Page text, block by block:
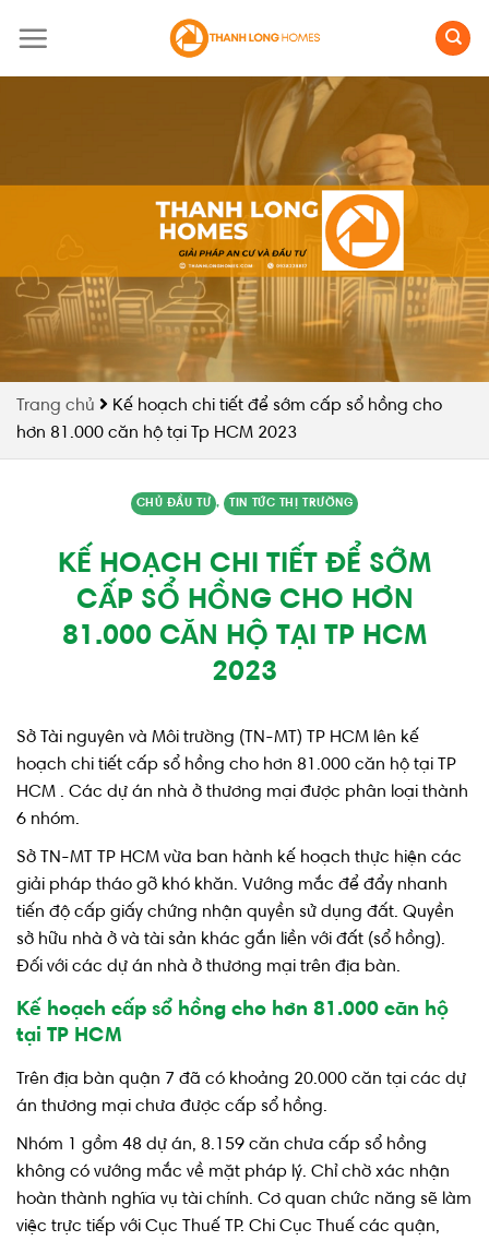
Trang chủ
Kế hoạch chi tiết để sớm cấp sổ hồng cho
hơn 81.000 căn hộ tại Tp HCM 2023
CHỦ ĐẦU TƯ , TIN TỨC THỊ TRƯỜNG
KẾ HOẠCH CHI TIẾT ĐỂ SỚM
CẤP SỔ HỒNG CHO HƠN
81.000 CĂN HỘ TẠI TP HCM
2023
Sở Tài nguyên và Môi trường (TN-MT) TP HCM lên kế
hoạch chi tiết cấp sổ hồng cho hơn 81.000 căn hộ tại TP
HCM . Các dự án nhà ở thương mại được phân loại thành
6 nhóm.
Sở TN-MT TP HCM vừa ban hành kế hoạch thực hiện các
giải pháp tháo gỡ khó khăn. Vướng mắc để đẩy nhanh
tiến độ cấp giấy chứng nhận quyền sử dụng đất. Quyền
sở hữu nhà ở và tài sản khác gắn liền với đất (sổ hồng).
Đối với các dự án nhà ở thương mại trên địa bàn.
Kế hoạch cấp sổ hồng cho hơn 81.000 căn hộ
tại TP HCM
Trên địa bàn quận 7 đã có khoảng 20.000 căn tại các dự
án thương mại chưa được cấp sổ hồng.
Nhóm 1 gồm 48 dự án, 8.159 căn chưa cấp sổ hồng
không có vướng mắc về mặt pháp lý. Chỉ chờ xác nhận
hoàn thành nghĩa vụ tài chính. Cơ quan chức năng sẽ làm
việc trực tiếp với Cục Thuế TP. Chi Cục Thuế các quận,